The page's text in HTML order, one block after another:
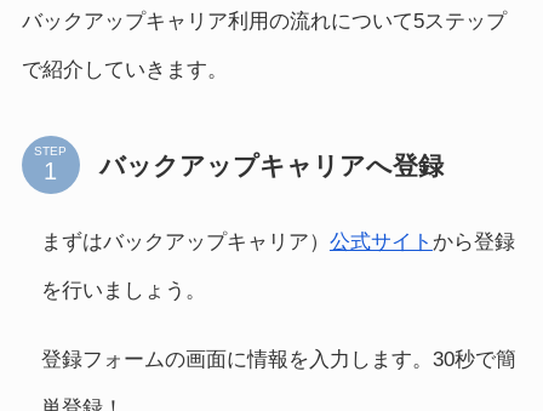
バックアップキャリア利用の流れについて5ステップ
で紹介していきます。
STEP バックアップキャリアへ登録
まずはバックアップキャリア） 公式サイト から登録
を行いましょう。
登録フォームの画面に情報を入力します。30秒で簡